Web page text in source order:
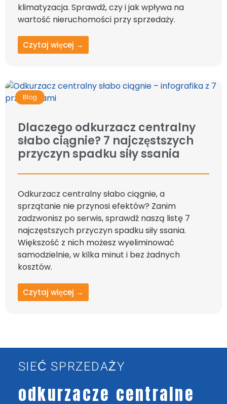
klimatyzacja. Sprawdź, czy i jak wpływa na
wartość nieruchomości przy sprzedaży.
Czytaj więcej →
Blog
Dlaczego odkurzacz centralny
słabo ciągnie? 7 najczęstszych
przyczyn spadku siły ssania
Odkurzacz centralny słabo ciągnie, a
sprzątanie nie przynosi efektów? Zanim
zadzwonisz po serwis, sprawdź naszą listę 7
najczęstszych przyczyn spadku siły ssania.
Większość z nich możesz wyeliminować
samodzielnie, w kilka minut i bez żadnych
kosztów.
Czytaj więcej →
SIEĆ SPRZEDAŻY
odkurzacze centralne